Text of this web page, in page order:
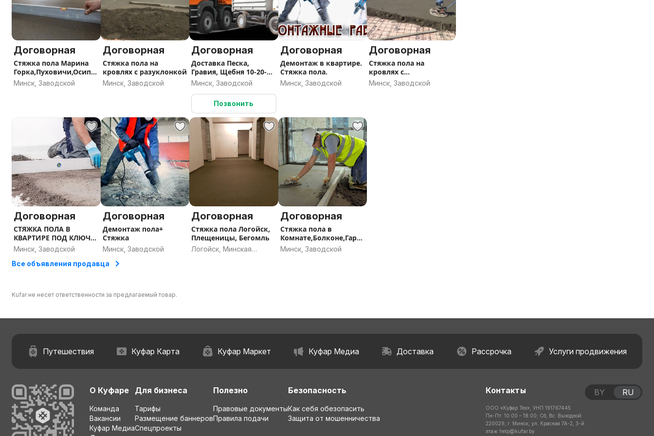
гаражного кооператива, стяжка на кухне, стяжка полусухая механизированная
Договорная
Стяжка пола Марина
Горка,Пуховичи,Осипо
вичи
Минск, Заводской
Договорная
Стяжка пола на
кровлях с разуклонкой
Минск, Заводской
Договорная
Доставка Песка,
Гравия, Щебня 10-20-30
тонн
Минск, Заводской
Позвонить
Договорная
Демонтаж в квартире.
Стяжка пола.
Минск, Заводской
Договорная
Стяжка пола на
кровлях с
разуклонками
Минск, Заводской
Договорная
СТЯЖКА ПОЛА В
КВАРТИРЕ ПОД КЛЮЧ---
ДЕМОНТАЖ СТАРОГО
Минск, Заводской
Договорная
Демонтаж пола+
Стяжка
Минск, Заводской
Договорная
Стяжка пола Логойск,
Плещеницы, Бегомль
Логойск, Минская
Договорная
Стяжка пола в
Комнате,Болконе,Гара
же и др.
Минск, Заводской
Все объявления продавца
Kufar не несет ответственности за предлагаемый товар.
Путешествия Куфар Карта Куфар Маркет Куфар Медиа Доставка Рассрочка Услуги продвижения
О Куфаре
Команда
Вакансии
Куфар Медиа
Для бизнеса
Тарифы
Размещение баннеров
Спецпроекты
Полезно
Правовые документы
Правила подачи
Безопасность
Как себя обезопасить
Защита от мошенничества
Контакты
ООО «Куфар Тех», УНП 191767445
Пн-Пт: 10:00 – 18:00; Сб, Вс: Выходной
220029, г. Минск, ул. Красная 7А-2, 3-й
этаж help@kufar.by
BY RU